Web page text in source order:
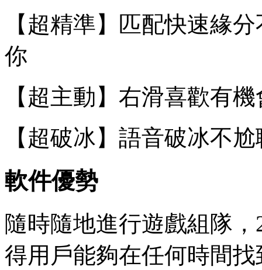
【超精準】匹配快速緣
你
【超主動】右滑喜歡有
【超破冰】語音破冰不
軟件優勢
隨時隨地進行遊戲組隊
得用戶能夠在任何時間